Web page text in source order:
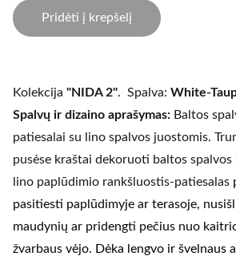
Pridėti į krepšelį
Kolekcija "NIDA 2". Spalva: White-
Spalvų ir dizaino aprašymas: Baltos
patiesalai su lino spalvos juostomis.
pusėse kraštai dekoruoti baltos
lino paplūdimio rankšluostis-patiesalas
pasitiesti paplūdimyje ar terasoje,
maudynių ar pridengti pečius nuo
žvarbaus vėjo. Dėka lengvo ir švelnaus